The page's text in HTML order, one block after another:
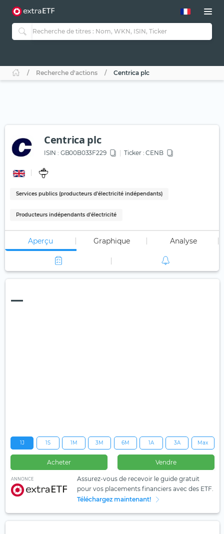
Recherche d'actions Centrica plc
Centrica plc
ISIN : GB00B033F229 Ticker : CENB
Services publics (producteurs d'électricité indépendants)
Producteurs indépendants d'électricité
Aperçu Graphique Analyse
—
1J 1S 1M 3M 6M 1A 3A Max
Acheter Vendre
ANNONCE
Assurez-vous de recevoir le guide gratuit
pour vos placements financiers avec des ETF.
Téléchargez maintenant!